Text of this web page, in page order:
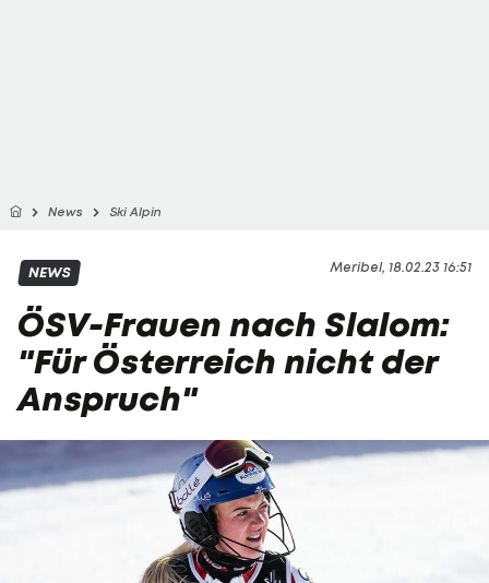
News Ski Alpin
Meribel, 18.02.23 16:51
NEWS
ÖSV-Frauen nach Slalom:
"Für Österreich nicht der
Anspruch"